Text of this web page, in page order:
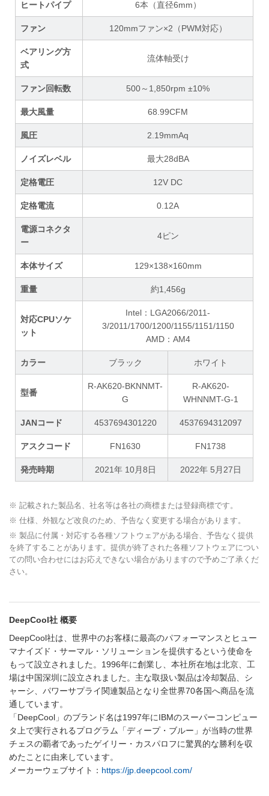
ヒートパイプ 6本（直径6mm）
ファン 120mmファン×2（PWM対応）
ベアリング方
式
流体軸受け
ファン回転数 500～1,850rpm ±10%
最大風量 68.99CFM
風圧 2.19mmAq
ノイズレベル 最大28dBA
定格電圧 12V DC
定格電流 0.12A
電源コネクタ
ー
4ピン
本体サイズ 129×138×160mm
重量 約1,456g
対応CPUソケ
ット
Intel：LGA2066/2011-
3/2011/1700/1200/1155/1151/1150
AMD：AM4
カラー ブラック ホワイト
型番
R-AK620-BKNNMT-
G
R-AK620-
WHNNMT-G-1
JANコード 4537694301220 4537694312097
アスクコード FN1630 FN1738
発売時期 2021年 10月8日 2022年 5月27日
※ 記載された製品名、社名等は各社の商標または登録商標です。
※ 仕様、外観など改良のため、予告なく変更する場合があります。
※ 製品に付属・対応する各種ソフトウェアがある場合、予告なく提供
を終了することがあります。提供が終了された各種ソフトウェアについ
ての問い合わせにはお応えできない場合がありますので予めご了承くだ
さい。
DeepCool社 概要
DeepCool社は、世界中のお客様に最高のパフォーマンスとヒュー
マナイズド・サーマル・ソリューションを提供するという使命を
もって設立されました。1996年に創業し、本社所在地は北京、工
場は中国深圳に設立されました。主な取扱い製品は冷却製品、シ
ャーシ、パワーサプライ関連製品となり全世界70各国へ商品を流
通しています。
「DeepCool」のブランド名は1997年にIBMのスーパーコンピュー
タ上で実行されるプログラム「ディープ・ブルー」が当時の世界
チェスの覇者であったゲイリー・カスパロフに驚異的な勝利を収
めたことに由来しています。
メーカーウェブサイト： https://jp.deepcool.com/